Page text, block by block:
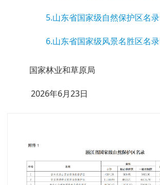
5.山东省国家级自然保护区名录
6.山东省国家级风景名胜区名录
国家林业和草原局
2026年6月23日